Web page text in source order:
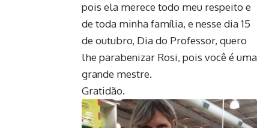
pois ela merece todo meu respeito e
de toda minha família, e nesse dia 15
de outubro, Dia do Professor, quero
lhe parabenizar Rosi, pois você é uma
grande mestre.
Gratidão.